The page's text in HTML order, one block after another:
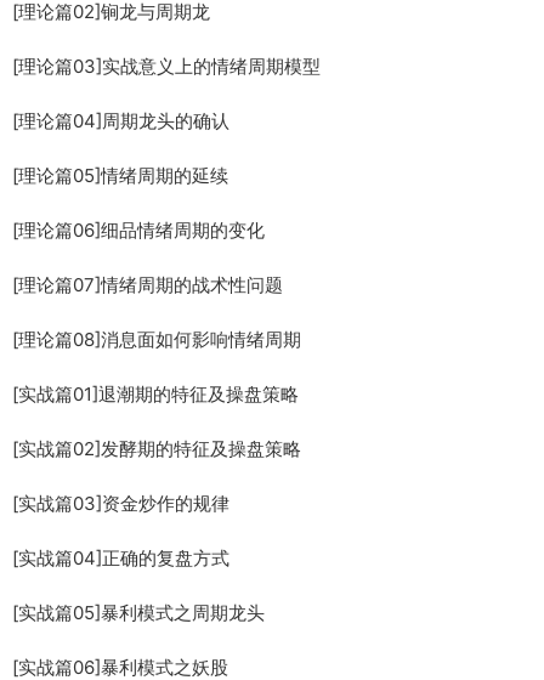
[理论篇02]锏龙与周期龙
[理论篇03]实战意义上的情绪周期模型
[理论篇04]周期龙头的确认
[理论篇05]情绪周期的延续
[理论篇06]细品情绪周期的变化
[理论篇07]情绪周期的战术性问题
[理论篇08]消息面如何影响情绪周期
[实战篇01]退潮期的特征及操盘策略
[实战篇02]发酵期的特征及操盘策略
[实战篇03]资金炒作的规律
[实战篇04]正确的复盘方式
[实战篇05]暴利模式之周期龙头
[实战篇06]暴利模式之妖股